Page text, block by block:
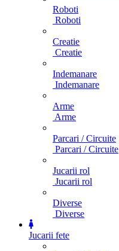
Roboti
Roboti
Creatie
Creatie
Indemanare
Indemanare
Arme
Arme
Parcari / Circuite
Parcari / Circuite
Jucarii rol
Jucarii rol
Diverse
Diverse
Jucarii fete